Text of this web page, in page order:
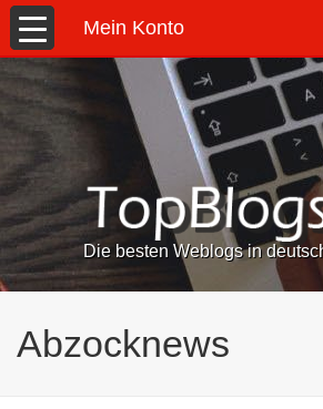
Mein Konto
Die besten Weblogs in
Abzocknews